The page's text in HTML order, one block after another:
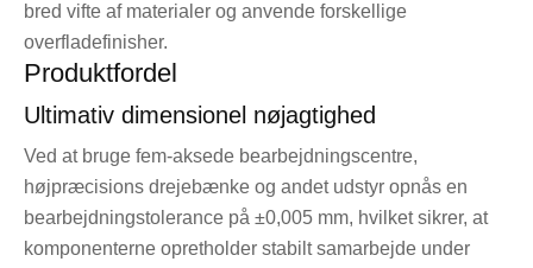
bred vifte af materialer og anvende forskellige
overfladefinisher.
Produktfordel
Ultimativ dimensionel nøjagtighed
Ved at bruge fem-aksede bearbejdningscentre,
højpræcisions drejebænke og andet udstyr opnås en
bearbejdningstolerance på ±0,005 mm, hvilket sikrer, at
komponenterne opretholder stabilt samarbejde under